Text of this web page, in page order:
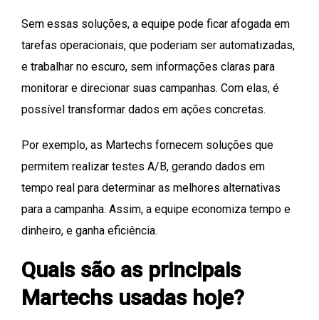
Sem essas soluções, a equipe pode ficar afogada em
tarefas operacionais, que poderiam ser automatizadas,
e trabalhar no escuro, sem informações claras para
monitorar e direcionar suas campanhas. Com elas, é
possível transformar dados em ações concretas.
Por exemplo, as Martechs fornecem soluções que
permitem realizar testes A/B, gerando dados em
tempo real para determinar as melhores alternativas
para a campanha. Assim, a equipe economiza tempo e
dinheiro, e ganha eficiência.
Quais são as principais
Martechs usadas hoje?